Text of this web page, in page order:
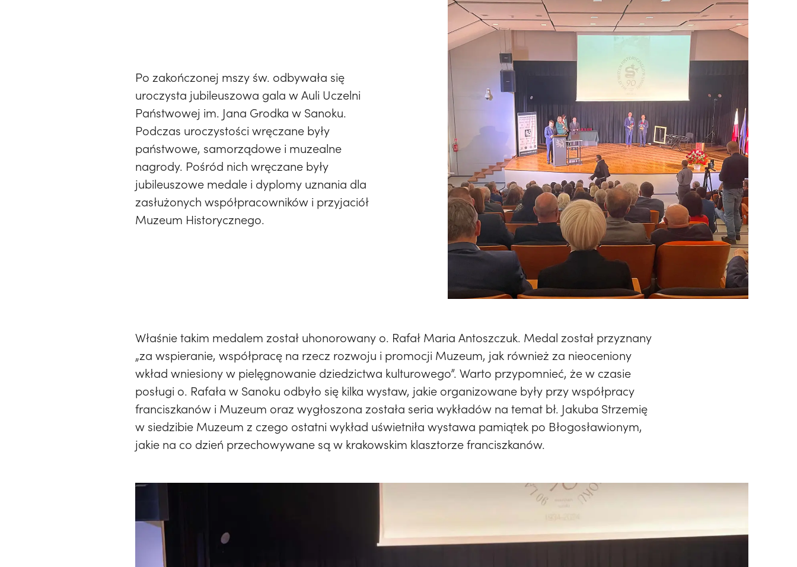
Po zakończonej mszy św. odbywała się
uroczysta jubileuszowa gala w Auli Uczelni
Państwowej im. Jana Grodka w Sanoku.
Podczas uroczystości wręczane były
państwowe, samorządowe i muzealne
nagrody. Pośród nich wręczane były
jubileuszowe medale i dyplomy uznania dla
zasłużonych współpracowników i przyjaciół
Muzeum Historycznego.
Właśnie takim medalem został uhonorowany o. Rafał Maria Antoszczuk. Medal został przyznany
„za wspieranie, współpracę na rzecz rozwoju i promocji Muzeum, jak również za nieoceniony
wkład wniesiony w pielęgnowanie dziedzictwa kulturowego”. Warto przypomnieć, że w czasie
posługi o. Rafała w Sanoku odbyło się kilka wystaw, jakie organizowane były przy współpracy
franciszkanów i Muzeum oraz wygłoszona została seria wykładów na temat bł. Jakuba Strzemię
w siedzibie Muzeum z czego ostatni wykład uświetniła wystawa pamiątek po Błogosławionym,
jakie na co dzień przechowywane są w krakowskim klasztorze franciszkanów.